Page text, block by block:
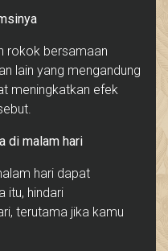
rokok bersamaan
lain yang mengandung
meningkatkan efek
di malam hari
hari dapat
itu, hindari
terutama jika kamu